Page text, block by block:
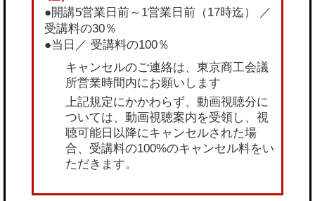
●開講5営業日前～1営業日前（17時迄） ／
受講料の30％
●当日／ 受講料の100％
キャンセルのご連絡は、東京商工会議
所営業時間内にお願いします
上記規定にかかわらず、動画視聴分に
ついては、動画視聴案内を受領し、視
聴可能日以降にキャンセルされた場
合、受講料の100%のキャンセル料をい
ただきます。